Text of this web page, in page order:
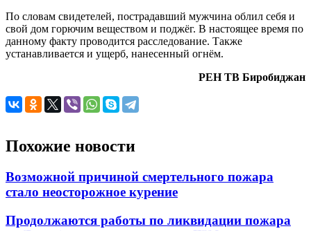
По словам свидетелей, пострадавший мужчина облил себя и
свой дом горючим веществом и поджёг. В настоящее время по
данному факту проводится расследование. Также
устанавливается и ущерб, нанесенный огнём.
РЕН ТВ Биробиджан
Похожие новости
Возможной причиной смертельного пожара
стало неосторожное курение
Продолжаются работы по ликвидации пожара